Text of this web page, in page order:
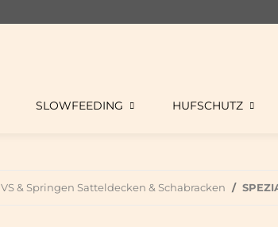
SLOWFEEDING HUFSCHUTZ
VS & Springen Satteldecken & Schabracken